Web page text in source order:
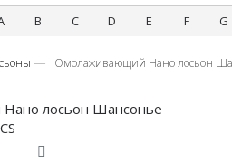
B C D E F G
Омолаживающий Нано лосьон